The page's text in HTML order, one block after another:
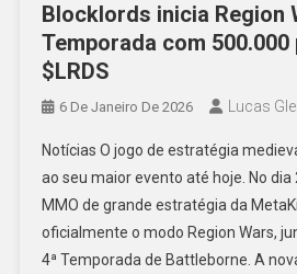
Blocklords inicia Region
Temporada com
$LRDS
6 De Janeiro De 2026 Lucas
Notícias O jogo de estratégia
ao seu maior evento até hoje. No
MMO de grande estratégia da
oficialmente o modo Region Wars,
4ª Temporada de Battleborne. A